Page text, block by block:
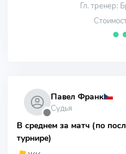
Гл. тренер:
⬤
⬤
Павел Франк
Судья
В среднем за матч (по
турнире)